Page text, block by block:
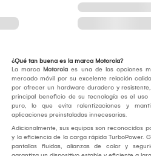
¿Qué tan buena es la marca Motorola?
La marca Motorolaes una de las opciones
mercado móvil por su excelente relación
por ofrecer un hardware duradero y
principal beneficio de su tecnología es el
puro, lo que evita ralentizaciones y
aplicaciones preinstaladas innecesarias.
Adicionalmente, sus equipos son reconocidos
y la eficiencia de la carga rápida TurboPower.
pantallas fluidas, alianzas de color y